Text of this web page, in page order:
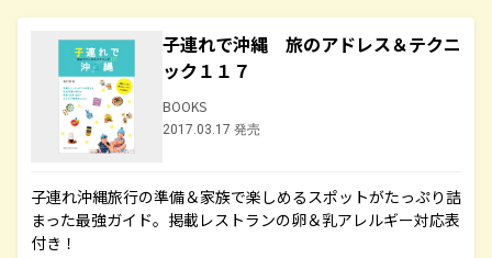
子連れで沖縄 旅のアドレス＆テクニ
ック１１７
BOOKS
2017.03.17 発売
子連れ沖縄旅行の準備＆家族で楽しめるスポットがたっぷり詰
まった最強ガイド。掲載レストランの卵＆乳アレルギー対応表
付き！